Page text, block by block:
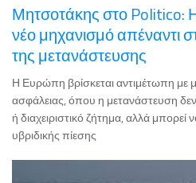
Μητσοτάκης στο Politico:
νέο μηχανισμό απέναντι
της μετανάστευσης
Η Ευρώπη βρίσκεται αντιμέτωπη με
ασφάλειας, όπου η μετανάστευση
ή διαχειριστικό ζήτημα, αλλά μπορεί
υβριδικής πίεσης